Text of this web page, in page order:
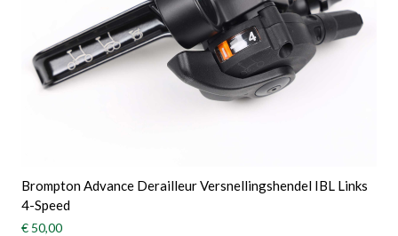
Brompton Advance Derailleur Versnellingshendel IBL Links
4-Speed
€ 50,00